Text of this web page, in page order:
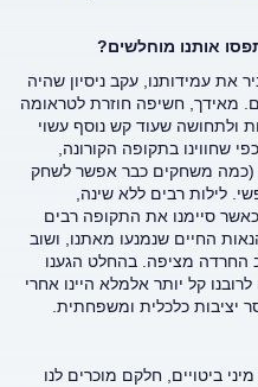
אותנו מוחלשים?
את עמידותנו, עקב ניסיון שהיה
מאידך, חשיפה חוזרת לטראומה
ולתחושה שעוד קש נוסף עשוי
בתקופה הקורונה,
(כמה משחקים כבר אפשר לשחק
לילות רבים ללא שינה,
סיימנו את התקופה רבים
החיים שנמנעו מאתנו, ושוב
החרדה מציפה. בהחלט הגענו
קל יותר אלמלא היינו אחרי
יציבות כלכלית ומשפחתית.
ביטויים, חלקם מוכרים לנו